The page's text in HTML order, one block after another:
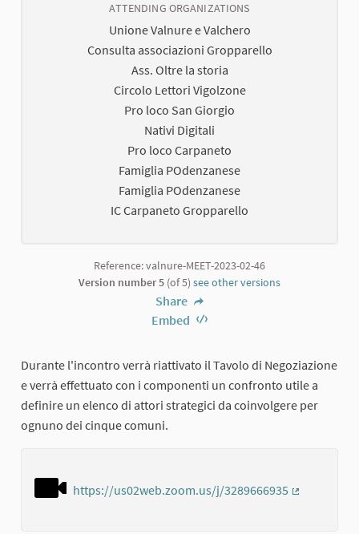
ATTENDING ORGANIZATIONS
Unione Valnure e Valchero
Consulta associazioni Gropparello
Ass. Oltre la storia
Circolo Lettori Vigolzone
Pro loco San Giorgio
Nativi Digitali
Pro loco Carpaneto
Famiglia POdenzanese
Famiglia POdenzanese
IC Carpaneto Gropparello
Reference: valnure-MEET-2023-02-46
Version number 5 (of 5) see other versions
Share
Embed
Durante l'incontro verrà riattivato il Tavolo di Negoziazione
e verrà effettuato con i componenti un confronto utile a
definire un elenco di attori strategici da coinvolgere per
ognuno dei cinque comuni.
https://us02web.zoom.us/j/3289666935